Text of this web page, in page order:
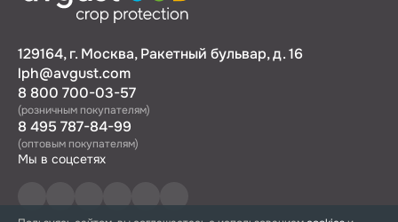
129164, г. Москва, Ракетный бульвар, д. 16
lph@avgust.com
8 800 700-03-57
(розничным покупателям)
8 495 787-84-99
(оптовым покупателям)
Мы в соцсетях